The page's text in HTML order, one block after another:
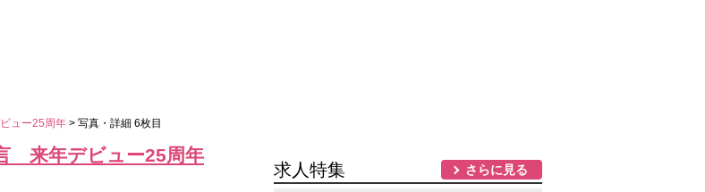
ュー25周年 > 写真・詳細 6枚目
来年デビュー25周年
求人特集 さらに見る